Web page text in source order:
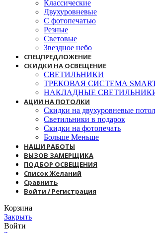
Классические
Двухуровневые
С фотопечатью
Резные
Световые
Звездное небо
СПЕЦПРЕДЛОЖЕНИЕ
СКИДКИ НА ОСВЕЩЕНИЕ
СВЕТИЛЬНИКИ
ТРЕКОВАЯ СИСТЕМА
НАКЛАДНЫЕ
АЦИИ НА ПОТОЛКИ
Скидки на двухуровневые
Светильники в подарок
Скидки на фотопечать
Больше Меньше
НАШИ РАБОТЫ
ВЫЗОВ ЗАМЕРЩИКА
ПОДБОР ОСВЕЩЕНИЯ
Список Желаний
Сравнить
Войти / Регистрация
Корзина
Закрыть
Войти